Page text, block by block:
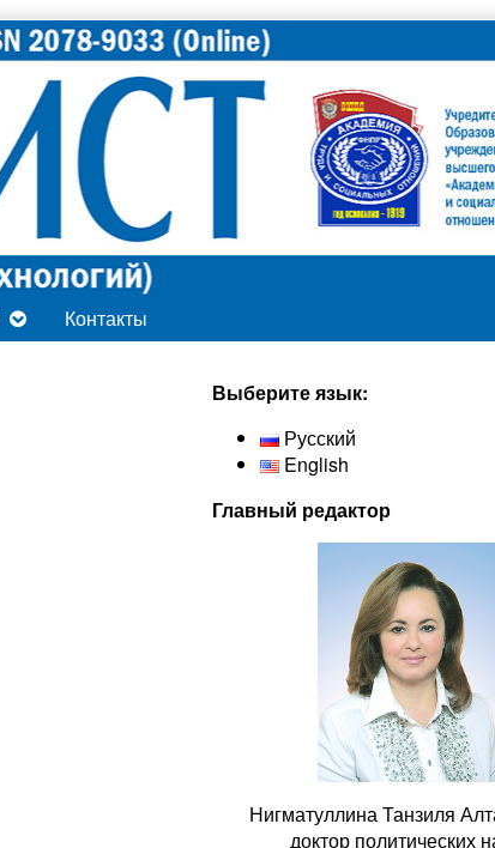
Контакты
Secondary
Sidebar
Выберите язык:
Русский
English
Главный редактор
Нигматуллина Танзиля
доктор политических